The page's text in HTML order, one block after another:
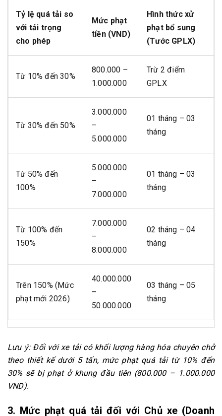
Tỷ lệ quá tải so
với tải trọng
cho phép
Mức phạt
tiền (VND)
Hình thức xử
phạt bổ sung
(Tước GPLX)
Từ 10% đến 30%
800.000 –
1.000.000
Trừ 2 điểm
GPLX
Từ 30% đến 50%
3.000.000
–
5.000.000
01 tháng – 03
tháng
Từ 50% đến
100%
5.000.000
–
7.000.000
01 tháng – 03
tháng
Từ 100% đến
150%
7.000.000
–
8.000.000
02 tháng – 04
tháng
Trên 150% (Mức
phạt mới 2026)
40.000.000
–
50.000.000
03 tháng – 05
tháng
Lưu ý: Đối với xe tải có khối lượng hàng hóa chuyên chở
theo thiết kế dưới 5 tấn, mức phạt quá tải từ 10% đến
30% sẽ bị phạt ở khung đầu tiên (800.000 – 1.000.000
VND).
3. Mức phạt quá tải đối với Chủ xe (Doanh